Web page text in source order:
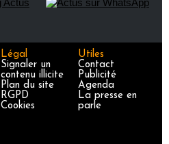
Légal
Signaler un
contenu illicite
Plan du site
RGPD
Cookies
Utiles
Contact
Publicité
Agenda
La presse en
parle